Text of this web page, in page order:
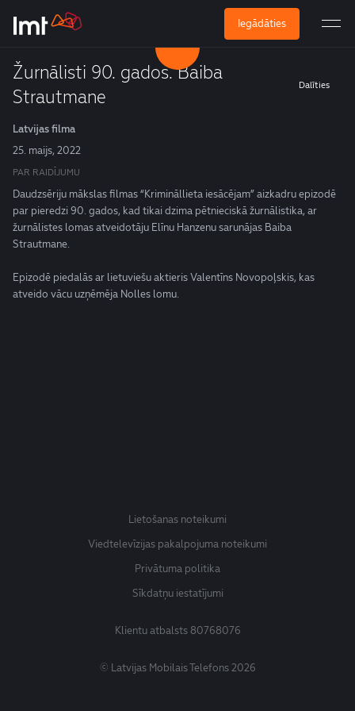
Iegādāties
Žurnālisti 90. gados. Baiba
Strautmane
Dalīties
Latvijas filma
25. maijs, 2022
PAR RAIDĪJUMU
Daudzsēriju mākslas filmas “Krimināllieta iesācējam” aizkadru epizodē
par pieredzi 90. gados, kad tikai dzima pētnieciskā žurnālistika, ar
žurnālistes lomas atveidotāju Elīnu Hanzenu sarunājas Baiba
Strautmane.
Epizodē piedalās ar lietuviešu aktieris Valentīns Novopoļskis, kas
atveido vācu uzņēmēja Nolles lomu.
Lietošanas noteikumi
Viedtelevīzijas pakalpojuma noteikumi
Privātuma politika
Sīkdatņu iestatījumi
Klientu atbalsts80768076
© Latvijas Mobilais Telefons 2026